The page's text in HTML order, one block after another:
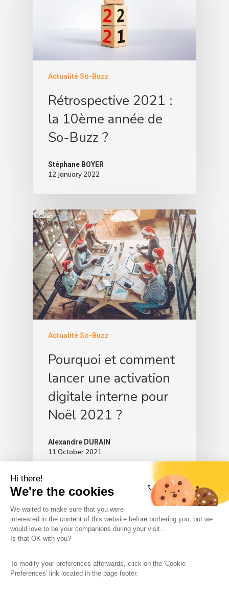
Hi there!
We're the cookies
We waited to make sure that you were
interested in the content of this website before bothering you, but we
would love to be your companions during your visit...
Is that OK with you?
To modify your preferences afterwards, click on the 'Cookie
Preferences' link located in the page footer.
Actualité So-Buzz
Rétrospective 2021 :
la 10ème année de
So-Buzz ?
Stéphane BOYER
12 January 2022
Actualité So-Buzz
Pourquoi et comment
lancer une activation
digitale interne pour
Noël 2021 ?
Alexandre DURAIN
11 October 2021
The So-Buzz Team
Protection of personal data Cookies Management